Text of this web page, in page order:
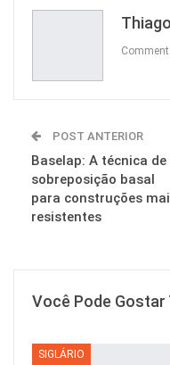
POST ANTERIOR
Baselap: A técnica de
sobreposição basal
para construções
resistentes
Você Pode Gostar
SIGLÁRIO